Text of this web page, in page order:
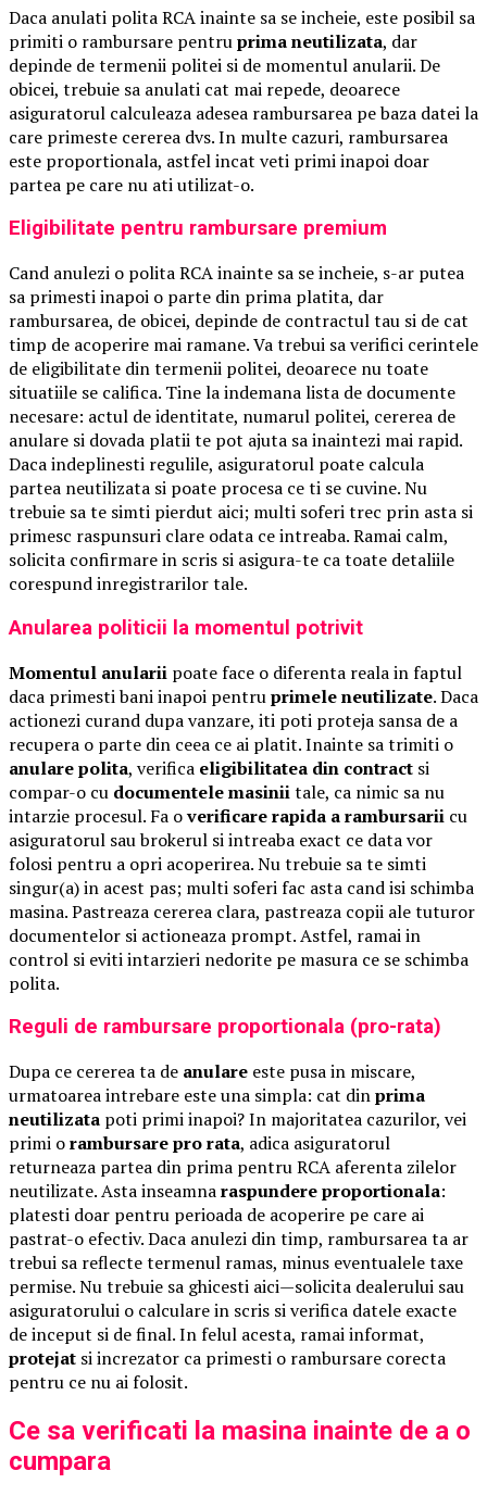
Daca anulati polita RCA inainte sa se incheie, este posibil sa
primiti o rambursare pentruprima neutilizata, dar
depinde de termenii politei si de momentul anularii. De
obicei, trebuie sa anulati cat mai repede, deoarece
asiguratorul calculeaza adesea rambursarea pe baza datei la
care primeste cererea dvs. In multe cazuri, rambursarea
este proportionala, astfel incat veti primi inapoi doar
partea pe care nu ati utilizat-o.
Eligibilitate pentru rambursare premium
Cand anulezi o polita RCA inainte sa se incheie, s-ar putea
sa primesti inapoi o parte din prima platita, dar
rambursarea, de obicei, depinde de contractul tau si de cat
timp de acoperire mai ramane. Va trebui sa verifici cerintele
de eligibilitate din termenii politei, deoarece nu toate
situatiile se califica. Tine la indemana lista de documente
necesare: actul de identitate, numarul politei, cererea de
anulare si dovada platii te pot ajuta sa inaintezi mai rapid.
Daca indeplinesti regulile, asiguratorul poate calcula
partea neutilizata si poate procesa ce ti se cuvine. Nu
trebuie sa te simti pierdut aici; multi soferi trec prin asta si
primesc raspunsuri clare odata ce intreaba. Ramai calm,
solicita confirmare in scris si asigura-te ca toate detaliile
corespund inregistrarilor tale.
Anularea politicii la momentul potrivit
Momentul anularii poate face o diferenta reala in faptul
daca primesti bani inapoi pentruprimele neutilizate. Daca
actionezi curand dupa vanzare, iti poti proteja sansa de a
recupera o parte din ceea ce ai platit. Inainte sa trimiti o
anulare polita, verifica eligibilitatea din contract si
compar-o cu documentele masiniitale, ca nimic sa nu
intarzie procesul. Fa overificare rapida a rambursarii cu
asiguratorul sau brokerul si intreaba exact ce data vor
folosi pentru a opri acoperirea. Nu trebuie sa te simti
singur(a) in acest pas; multi soferi fac asta cand isi schimba
masina. Pastreaza cererea clara, pastreaza copii ale tuturor
documentelor si actioneaza prompt. Astfel, ramai in
control si eviti intarzieri nedorite pe masura ce se schimba
polita.
Reguli de rambursare proportionala (pro-rata)
Dupa ce cererea ta de anulare este pusa in miscare,
urmatoarea intrebare este una simpla: cat dinprima
neutilizata poti primi inapoi? In majoritatea cazurilor, vei
primi orambursare pro rata, adica asiguratorul
returneaza partea din prima pentru RCA aferenta zilelor
neutilizate. Asta inseamnaraspundere proportionala:
platesti doar pentru perioada de acoperire pe care ai
pastrat-o efectiv. Daca anulezi din timp, rambursarea ta ar
trebui sa reflecte termenul ramas, minus eventualele taxe
permise. Nu trebuie sa ghicesti aici—solicita dealerului sau
asiguratorului o calculare in scris si verifica datele exacte
de inceput si de final. In felul acesta, ramai informat,
protejat si increzator ca primesti o rambursare corecta
pentru ce nu ai folosit.
Ce sa verificati la masina inainte de a o
cumpara